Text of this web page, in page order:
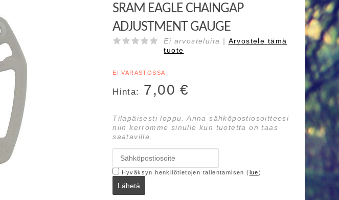
SRAM EAGLE CHAINGAP
ADJUSTMENT GAUGE
Ei arvosteluita | Arvostele tämä
tuote
EI VARASTOSSA
Hinta: 7,00€
Tilapäisesti loppu. Anna sähköpostiosoitteesi
niin kerromme sinulle kun tuotetta on taas
saatavilla.
Hyväksyn henkilötietojen tallentamisen (lue)
Lähetä